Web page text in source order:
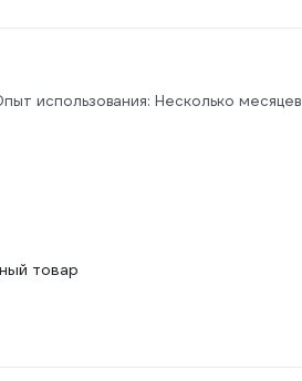
использования: Несколько месяцев
товар